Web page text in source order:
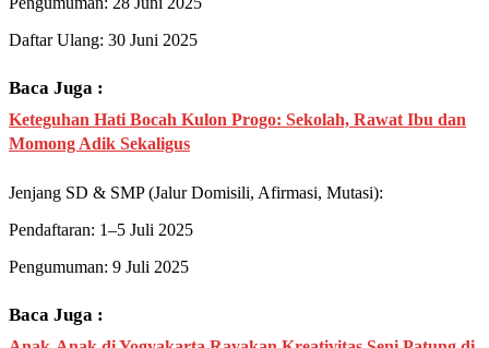
Daftar Ulang: 30 Juni 2025
Baca Juga :
Keteguhan Hati Bocah Kulon Progo: Sekolah, Rawat Ibu dan
Momong Adik Sekaligus
Jenjang SD & SMP (Jalur Domisili, Afirmasi, Mutasi):
Pendaftaran: 1–5 Juli 2025
Pengumuman: 9 Juli 2025
Baca Juga :